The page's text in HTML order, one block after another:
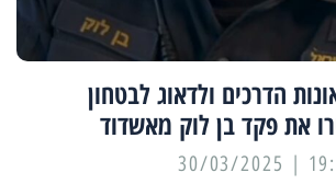
הדרכים ולדאוג לבטחון
את פקד בן לוק מאשדוד
19:58 |